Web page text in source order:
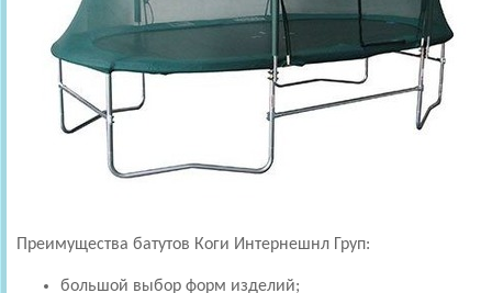
Преимущества батутов Коги Интернешнл Груп:
большой выбор форм изделий;